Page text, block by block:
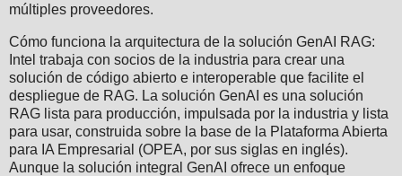
múltiples proveedores.
Cómo funciona la arquitectura de la solución GenAI RAG:
Intel trabaja con socios de la industria para crear una
solución de código abierto e interoperable que facilite el
despliegue de RAG. La solución GenAI es una solución
RAG lista para producción, impulsada por la industria y lista
para usar, construida sobre la base de la Plataforma Abierta
para IA Empresarial (OPEA, por sus siglas en inglés).
Aunque la solución integral GenAI ofrece un enfoque